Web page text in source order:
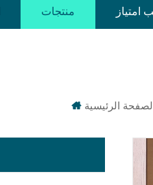
منتجات امتياز
الرئيسية